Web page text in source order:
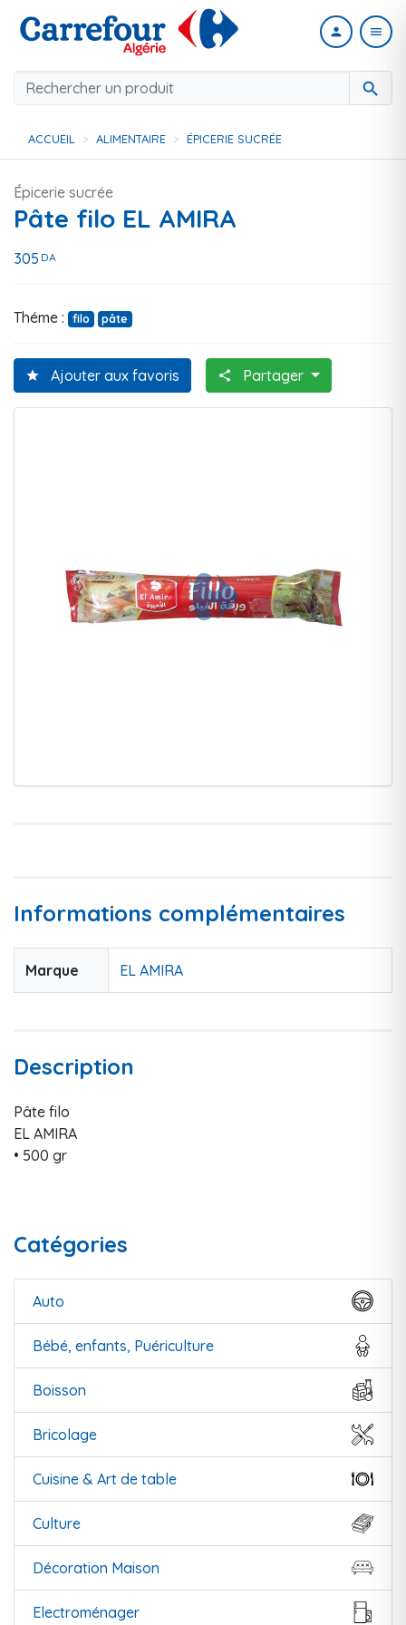
search
person menu
ACCUEIL ALIMENTAIRE ÉPICERIE SUCRÉE
Catégories
Auto
Bébé, enfants, Puériculture
Boisson
Bricolage
Cuisine & Art de table
Culture
Décoration Maison
Electroménager
Épicerie sucrée
Pâte filo EL AMIRA
305 DA
Théme : filo pâte
star Ajouter aux favoris share Partager
Informations complémentaires
Marque EL AMIRA
Description
Pâte filo
EL AMIRA
• 500 gr